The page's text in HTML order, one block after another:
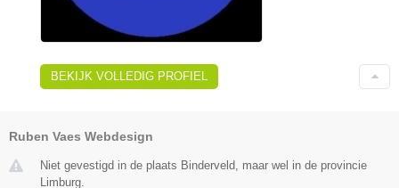
BEKIJK VOLLEDIG PROFIEL
Ruben Vaes Webdesign
Niet gevestigd in de plaats Binderveld, maar wel in de provincie
Limburg.